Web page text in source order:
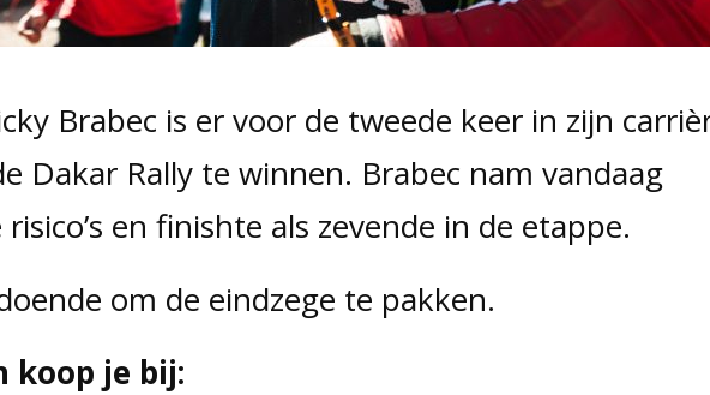
Brabec is er voor de tweede keer in zijn
Dakar Rally te winnen. Brabec nam vandaag
en finishte als zevende in de etappe.
om de eindzege te pakken.
koop je bij: